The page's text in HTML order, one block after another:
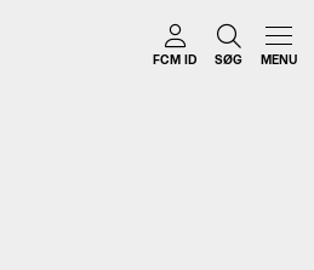
FCM ID SØG MENU